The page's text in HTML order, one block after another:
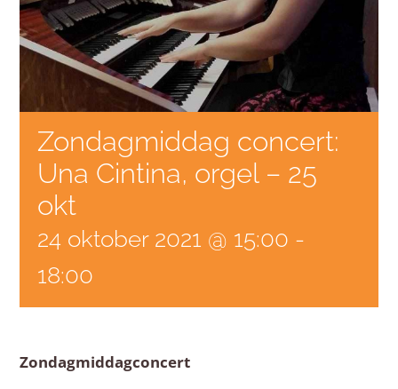
Zondagmiddag concert:
Una Cintina, orgel – 25
okt
24 oktober 2021 @ 15:00 -
18:00
Zondagmiddagconcert